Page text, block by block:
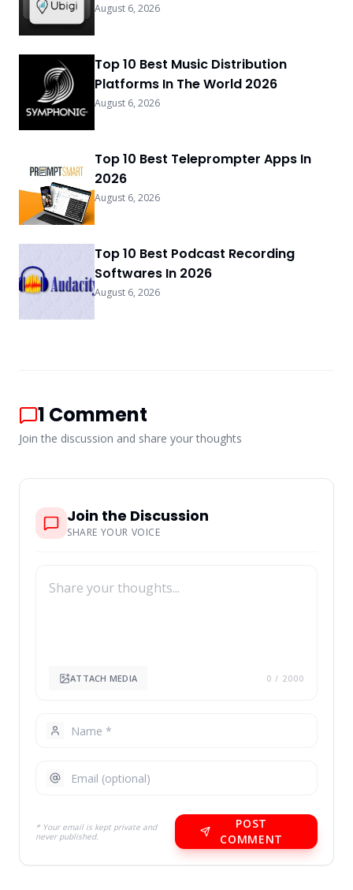
August 6, 2026
Top 10 Best Music Distribution
Platforms In The World 2026
August 6, 2026
Top 10 Best Teleprompter Apps In
2026
August 6, 2026
Top 10 Best Podcast Recording
Softwares In 2026
August 6, 2026
1 Comment
Join the discussion and share your thoughts
Join the Discussion
SHARE YOUR VOICE
ATTACH MEDIA 0 / 2000
* Your email is kept private and
never published.
POST
COMMENT